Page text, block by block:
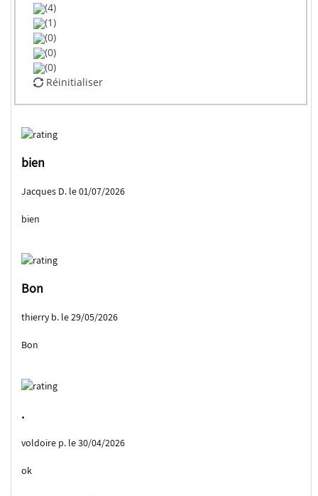
(4)
(1)
(0)
(0)
(0)
Réinitialiser
bien
Jacques D. le 01/07/2026
bien
Bon
thierry b. le 29/05/2026
Bon
.
voldoire p. le 30/04/2026
ok